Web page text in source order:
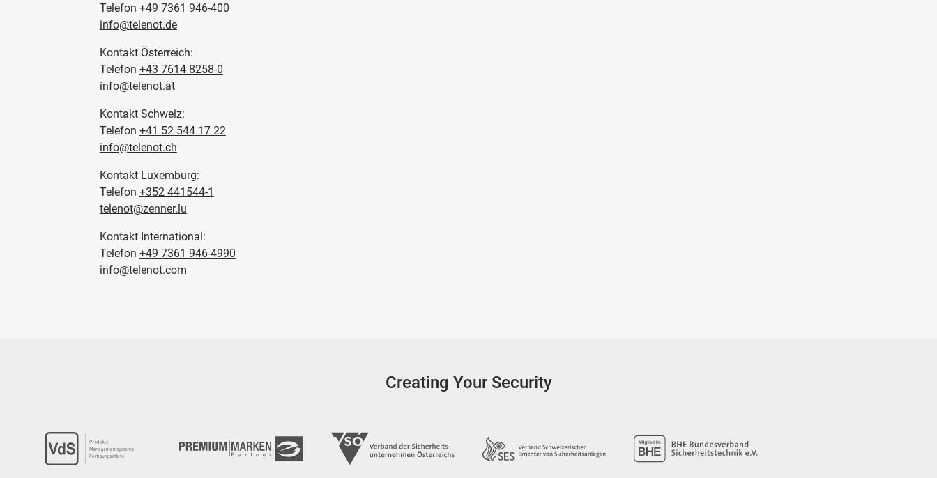
Telefon +49 7361 946-400
info@telenot.de
Kontakt Österreich:
Telefon +43 7614 8258-0
info@telenot.at
Kontakt Schweiz:
Telefon +41 52 544 17 22
info@telenot.ch
Kontakt Luxemburg:
Telefon +352 441544-1
telenot@zenner.lu
Kontakt International:
Telefon +49 7361 946-4990
info@telenot.com
Creating Your Security